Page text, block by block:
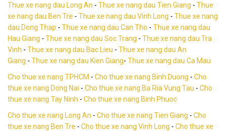
Thue xe nang dau Long An - Thue xe nang dau Tien Giang - Thue
xe nang dau Ben Tre - Thue xe nang dau Vinh Long - Thue xe nang
dau Dong Thap - Thue xe nang dau Can Tho - Thue xe nang dau
Hau Giang - Thue xe nang dau Soc Trang - Thue xe nang dau Tra
Vinh - Thue xe nang dau Bac Lieu - Thue xe nang dau An
Giang - Thue xe nang dau Kien Giang- Thue xe nang dau Ca Mau
Cho thue xe nang TPHCM - Cho thue xe nang Binh Duong - Cho
thue xe nang Dong Nai - Cho thue xe nang Ba Ria Vung Tau - Cho
thue xe nang Tay Ninh - Cho thue xe nang Binh Phuoc
Cho thue xe nang Long An - Cho thue xe nang Tien Giang - Cho
thue xe nang Ben Tre - Cho thue xe nang Vinh Long - Cho thue xe